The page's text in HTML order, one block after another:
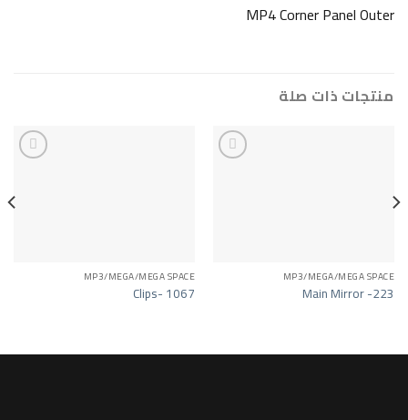
MP4 Corner
صلة
MP3/
Main
to wishlist
MP3/MEGA/MEGA SPACE